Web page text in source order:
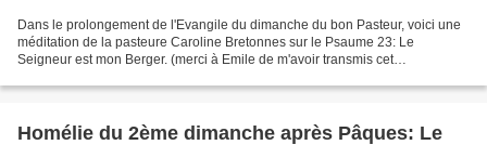
Dans le prolongement de l'Evangile du dimanche du bon Pasteur, voici une
méditation de la pasteure Caroline Bretonnes sur le Psaume 23: Le
Seigneur est mon Berger. (merci à Emile de m'avoir transmis cet
Homélie du 2ème dimanche après Pâques: Le